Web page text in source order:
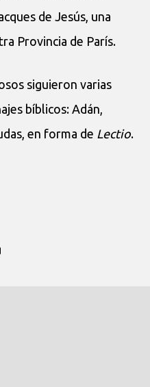
de Jesús, una
Provincia de París.
siguieron varias
bíblicos: Adán,
en forma de Lectio.